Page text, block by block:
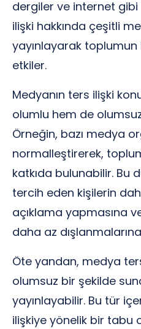
dergiler ve internet
ilişki hakkında çeşitli
yayınlayarak toplumun
etkiler.
Medyanın ters ilişki
olumlu hem de
Örneğin, bazı medya
normalleştirerek,
katkıda bulunabilir. Bu
tercih eden kişilerin
açıklama yapmasına
daha az
Öte yandan, medya
olumsuz bir şekilde
yayınlayabilir. Bu tür
ilişkiye yönelik bir tabu